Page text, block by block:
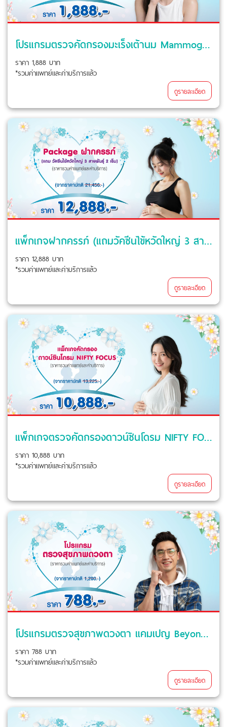
โปรแกรมตรวจคัดกรองมะเร็งเต้านม Mammogram + U/S Breast แคมเปญ Beyond Love For Mom
ราคา 1,888 บาท
*รวมค่าแพทย์และค่าบริการแล้ว
ดูรายละเอียด
แพ็กเกจฝากครรภ์ (แถมวัคซีนไข้หวัดใหญ่ 3 สายพันธุ์ 2 เข็ม) แคมเปญ Beyond Love For Mom
ราคา 12,888 บาท
*รวมค่าแพทย์และค่าบริการแล้ว
ดูรายละเอียด
แพ็กเกจตรวจคัดกรองดาวน์ซินโดรม NIFTY FOCUS แคมเปญ Beyond Love For Mom
ราคา 10,888 บาท
*รวมค่าแพทย์และค่าบริการแล้ว
ดูรายละเอียด
โปรแกรมตรวจสุขภาพดวงตา แคมเปญ Beyond Love For Mom
ราคา 788 บาท
*รวมค่าแพทย์และค่าบริการแล้ว
ดูรายละเอียด